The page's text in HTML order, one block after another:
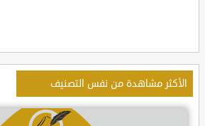
الأكثر مشاهدة من نفس التصنيف